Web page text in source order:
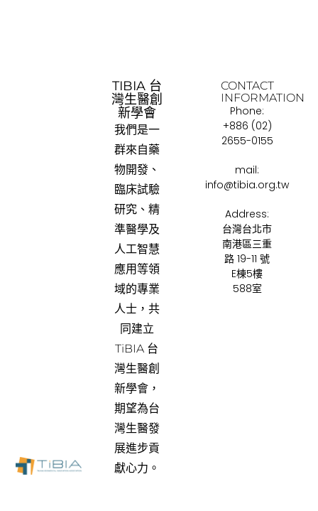
TIBIA 台
灣生醫創
新學會
我們是一
群來自藥
物開發、
臨床試驗
研究、精
準醫學及
人工智慧
應用等領
域的專業
人士，共
同建立
TiBIA 台
灣生醫創
新學會，
期望為台
灣生醫發
展進步貢
獻心力。
CONTACT
INFORMATION
Phone:
+886 (02)
2655-0155
mail:
info@tibia.org.tw
Address:
台灣台北市
南港區三重
路 19-11 號
E棟5樓
588室